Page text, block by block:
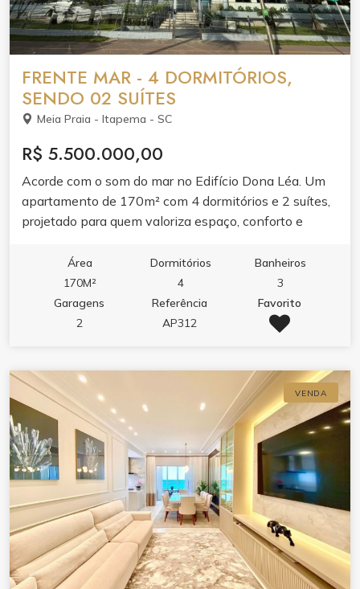
FRENTE MAR - 4 DORMITÓRIOS,
SENDO 02 SUÍTES
Meia Praia - Itapema - SC
R$ 5.500.000,00
Acorde com o som do mar no Edifício Dona Léa. Um
apartamento de 170m² com 4 dormitórios e 2 suítes,
projetado para quem valoriza espaço, conforto e
varanda gourmet e churrasqueira, cozinha planejada e
ar condicionado garantem praticidade e bem-estar. O
lazer do condomínio completa a experiência com
academia, sala de jogos, salão de festas e espaço
Área
170M²
Dormitórios
4
Banheiros
3
Garagens
2
Referência
AP312
Favorito
VENDA